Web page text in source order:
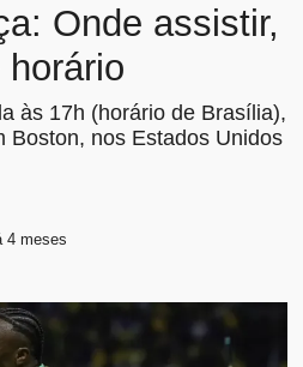
Onde assistir,
às 17h (horário de Brasília),
Boston, nos Estados Unidos
4 meses